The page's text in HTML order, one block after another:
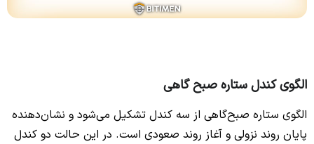
الگوی کندل ستاره صبح‌ گاهی
الگوی ستاره صبح‌گاهی از سه کندل تشکیل می‌شود و نشان‌دهنده
پایان روند نزولی و آغاز روند صعودی است. در این حالت دو کندل